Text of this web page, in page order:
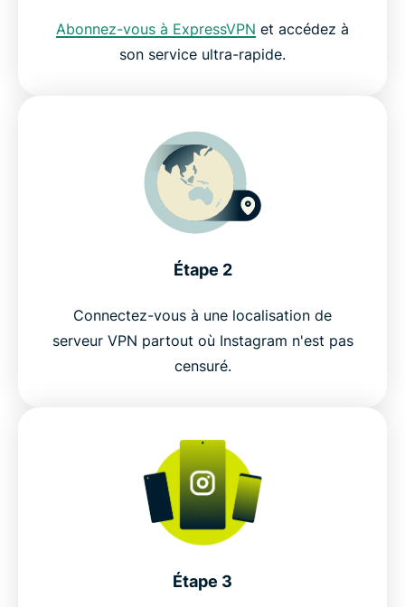
Abonnez-vous à ExpressVPN et accédez à
son service ultra-rapide.
Étape 2
Connectez-vous à une localisation de
serveur VPN partout où Instagram n'est pas
censuré.
Étape 3